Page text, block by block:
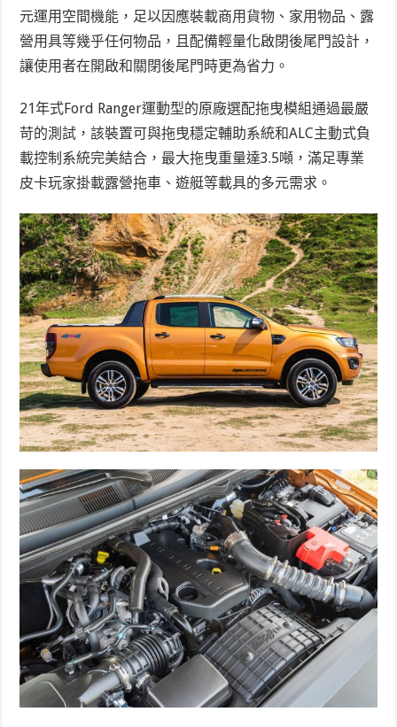
元運用空間機能，足以因應裝載商用貨物、家用物品、露
營用具等幾乎任何物品，且配備輕量化啟閉後尾門設計，
讓使用者在開啟和關閉後尾門時更為省力。
21年式Ford Ranger運動型的原廠選配拖曳模組通過最嚴
苛的測試，該裝置可與拖曳穩定輔助系統和ALC主動式負
載控制系統完美結合，最大拖曳重量達3.5噸，滿足專業
皮卡玩家掛載露營拖車、遊艇等載具的多元需求。